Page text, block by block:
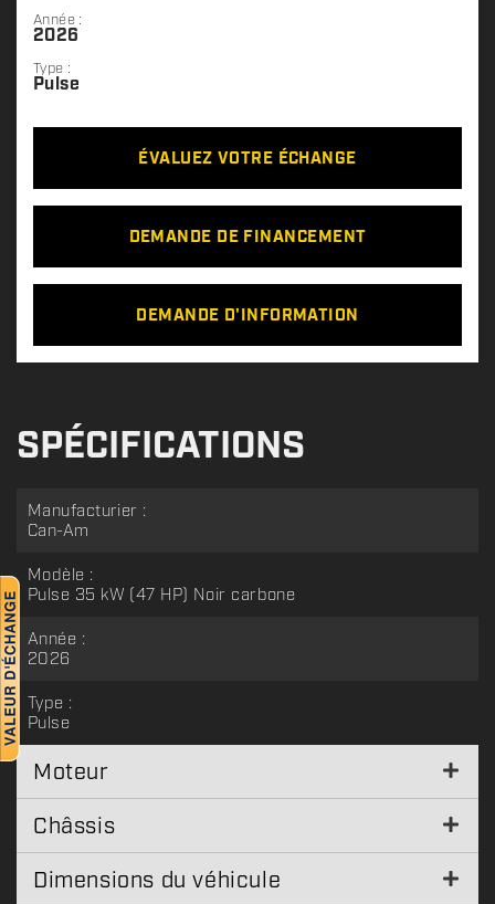
Année :
2026
Type :
Pulse
ÉVALUEZ VOTRE ÉCHANGE
DEMANDE DE FINANCEMENT
DEMANDE D'INFORMATION
SPÉCIFICATIONS
Manufacturier :
Can-Am
Modèle :
Pulse 35 kW (47 HP) Noir carbone
Année :
2026
Type :
Pulse
Moteur
Châssis
Dimensions du véhicule